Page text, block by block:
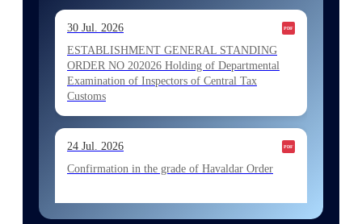
30 Jul. 2026
ESTABLISHMENT GENERAL STANDING
ORDER NO 202026 Holding of Departmental
Examination of Inspectors of Central Tax
Customs
24 Jul. 2026
Confirmation in the grade of Havaldar Order